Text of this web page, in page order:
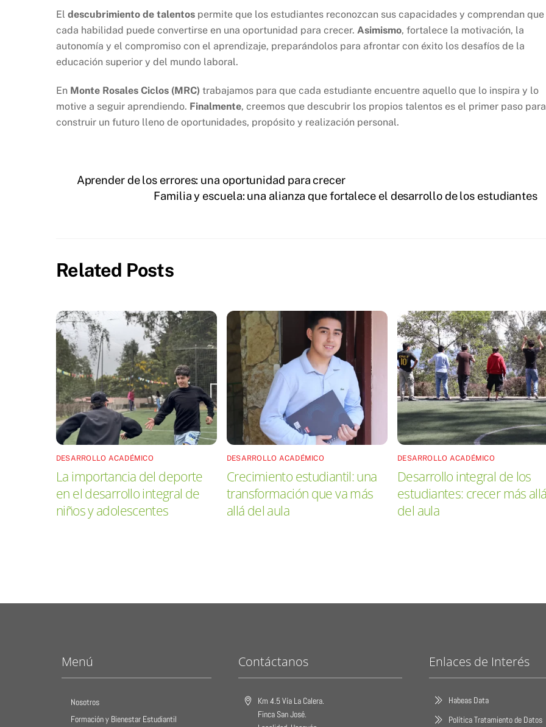
El descubrimiento de talentos permite que los estudiantes reconozcan sus capacidades y comprendan que
cada habilidad puede convertirse en una oportunidad para crecer. Asimismo, fortalece la motivación, la
autonomía y el compromiso con el aprendizaje, preparándolos para afrontar con éxito los desafíos de la
educación superior y del mundo laboral.
En Monte Rosales Ciclos (MRC) trabajamos para que cada estudiante encuentre aquello que lo inspira y lo
motive a seguir aprendiendo. Finalmente, creemos que descubrir los propios talentos es el primer paso para
construir un futuro lleno de oportunidades, propósito y realización personal.
Aprender de los errores: una oportunidad para crecer
Familia y escuela: una alianza que fortalece el desarrollo de los estudiantes
Related Posts
DESARROLLO ACADÉMICO
La importancia del deporte
en el desarrollo integral de
niños y adolescentes
DESARROLLO ACADÉMICO
Crecimiento estudiantil: una
transformación que va más
allá del aula
DESARROLLO ACADÉMICO
Desarrollo integral de los
estudiantes: crecer más
del aula
Menú
Nosotros
Formación y Bienestar Estudiantil
Contáctanos
Km 4.5 Vía La Calera.
Finca San José.
Enlaces de Interés
Habeas Data
Política Tratamiento de Datos